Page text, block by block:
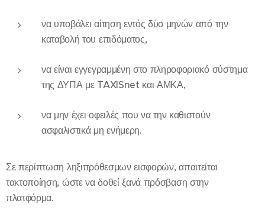
να υποβάλει αίτηση εντός δύο μηνών από την
καταβολή του επιδόματος,
να είναι εγγεγραμμένη στο πληροφοριακό σύστημα
της ΔΥΠΑ με TAXISnet και ΑΜΚΑ,
να μην έχει οφειλές που να την καθιστούν
ασφαλιστικά μη ενήμερη.
Σε περίπτωση ληξιπρόθεσμων εισφορών, απαιτείται
τακτοποίηση, ώστε να δοθεί ξανά πρόσβαση στην
πλατφόρμα.